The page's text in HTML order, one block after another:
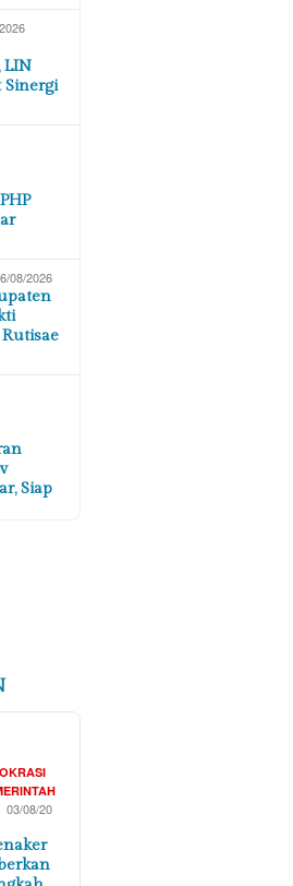
LIN
Sinergi
08/2026
Siap
03/08/20